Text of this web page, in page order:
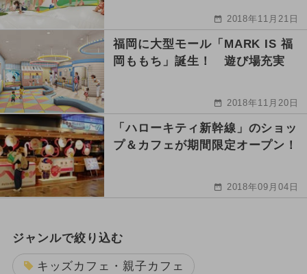
2018年11月21日
福岡に大型モール「MARK IS 福
岡ももち」誕生！ 遊び場充実
2018年11月20日
「ハローキティ新幹線」のショッ
プ＆カフェが期間限定オープン！
2018年09月04日
ジャンルで絞り込む
キッズカフェ・親子カフェ